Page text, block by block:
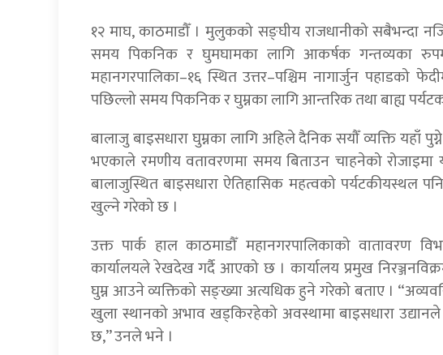
१२ माघ, काठमाडौँ । मुलुकको सङ्घीय राजधानीको सबैभन्दा
समय पिकनिक र घुमघामका लागि आकर्षक गन्तव्यका
महानगरपालिका–१६ स्थित उत्तर–पश्चिम नागार्जुन पहाडको
पछिल्लो समय पिकनिक र घुम्नका लागि आन्तरिक तथा बाह्य
बालाजु बाइसधारा घुम्नका लागि अहिले दैनिक सयौँ व्यक्ति यहाँ
भएकाले रमणीय वतावरणमा समय बिताउन चाहनेको रोजाइमा
बालाजुस्थित बाइसधारा ऐतिहासिक महत्वको पर्यटकीयस्थल
खुल्ने गरेको छ ।
उक्त पार्क हाल काठमाडौँ महानगरपालिकाको वातावरण
कार्यालयले रेखदेख गर्दै आएको छ । कार्यालय प्रमुख
घुम्न आउने व्यक्तिको सङ्ख्या अत्यधिक हुने गरेको बताए ।
खुला स्थानको अभाव खड्किरहेको अवस्थामा बाइसधारा
छ,” उनले भने ।